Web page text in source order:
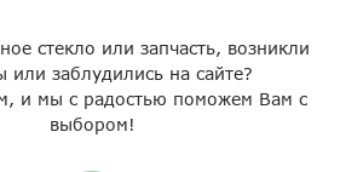
стекло или запчасть, возникли
или заблудились на сайте?
и мы с радостью поможем Вам с
выбором!